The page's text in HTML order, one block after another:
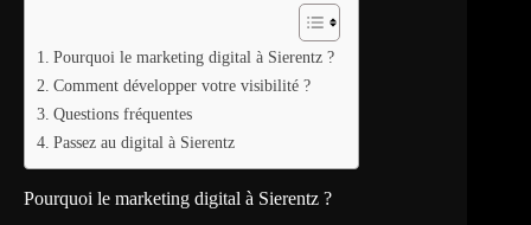
Pourquoi le marketing digital à Sierentz ?
Comment développer votre visibilité ?
Questions fréquentes
Passez au digital à Sierentz
Pourquoi le marketing digital à Sierentz ?